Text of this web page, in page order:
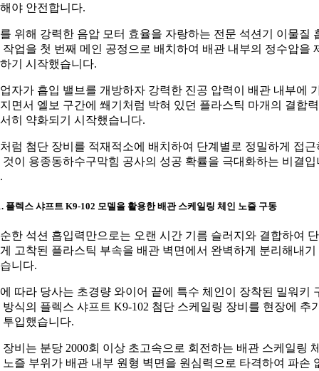
야 안전합니다.
위해 강력한 음압 모터 효율을 자랑하는 전문 석션기 이물질
작업을 첫 번째 메인 공정으로 배치하여 배관 내부의 정수압을
기 시작했습니다.
자가 흡입 밸브를 개방하자 강력한 진공 압력이 배관 내부에
면서 엘보 구간에 쐐기처럼 박혀 있던 플라스틱 마개의 결합
히 약화되기 시작했습니다.
럼 첨단 장비를 적재적소에 배치하여 단계별로 정밀하게 접근
것이 용종동하수구막힘 공사의 성공 확률을 극대화하는 비결입
플렉스 샤프트 K9-102 모델을 활용한 배관 스케일링 체인 노즐 구동
한 석션 흡입력만으로는 오랜 시간 기름 슬러지와 결합하여
고착된 플라스틱 부속을 배관 벽면에서 완벽하게 분리해내기
니다.
따라 당사는 초경량 와이어 끝에 특수 체인이 장착된 밀워키
방식의 플렉스 샤프트 K9-102 첨단 스케일링 장비를 현장에 추
투입했습니다.
장비는 분당 2000회 이상 초고속으로 회전하는 배관 스케일링
노즐 부위가 배관 내부 원형 벽면을 원심력으로 타격하여 파손